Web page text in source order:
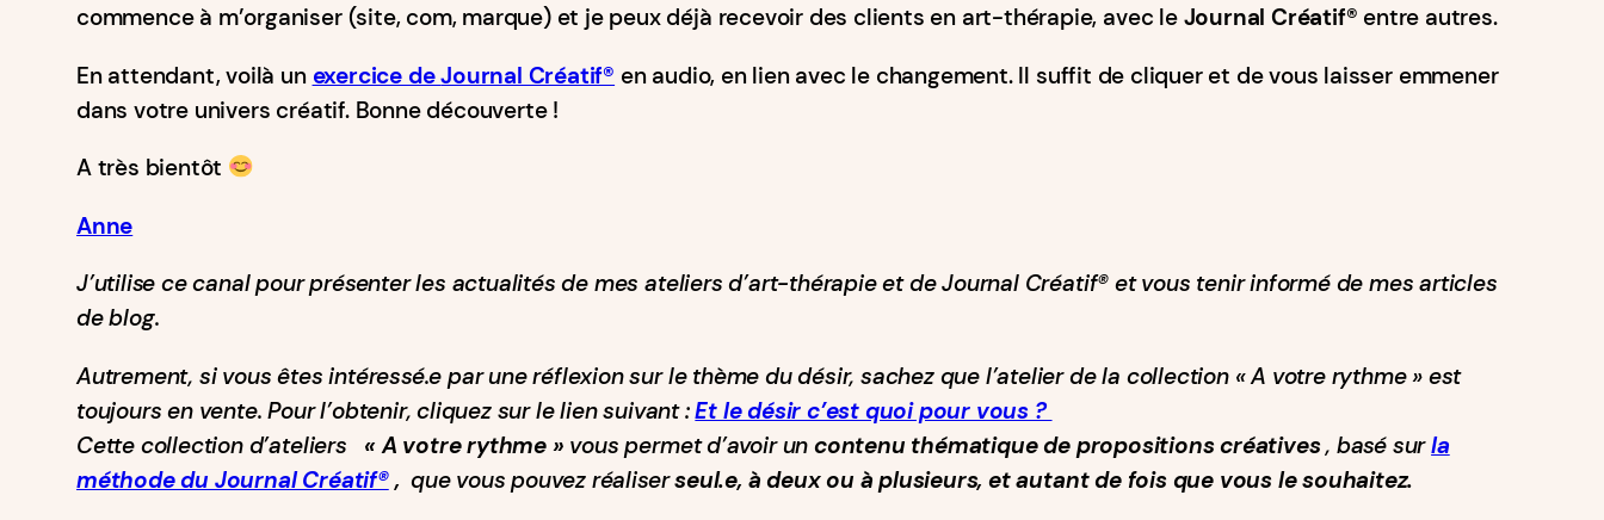
commence à m’organiser (site, com, marque) et je peux déjà recevoir des clients en art-thérapie, avec le Journal Créatif®️ entre autres.
En attendant, voilà un exercice deJournal Créatif®️ en audio, en lien avec le changement. Il suffit de cliquer et de vous laisser emmener
dans votre univers créatif. Bonne découverte !
A très bientôt
Anne
J’utilise ce canal pour présenter les actualités de mes ateliers d’art-thérapie et de Journal Créatif®️ et vous tenir informé de mes articles
de blog.
Autrement, si vous êtes intéressé.e par une réflexion sur le thème du désir, sachez que l’atelier de la collection « A votre rythme » est
toujours en vente. Pour l’obtenir, cliquez sur le lien suivant :Et le désir c’est quoi pour vous ?
Cette collection d’ateliers « A votre rythme » vous permet d’avoir un contenu thématique de propositions créatives, basé surla
méthode du Journal Créatif®, que vous pouvez réaliserseul.e, à deux ou à plusieurs, et autant de fois que vous le souhaitez.